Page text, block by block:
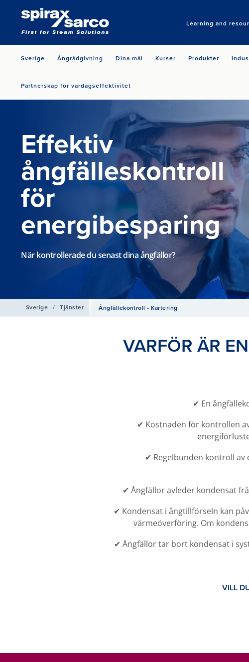
Learning and
Sverige Ångrådgivning Dina mål Kurser Produkter
Partnerskap för vardagseffektivitet
Effektiv
ångfälleskontroll
för
energibesparing
När kontrollerade du senast dina ångfällor?
Sverige / Tjänster Ångfällekontroll - Kartering
VARFÖR ÄR
✔ En
✔ Kostnaden för kontrollen
✔ Regelbunden kontroll
✔ Ångfällor avleder kondensat
✔ Kondensat i ångtillförseln kan
värmeöverföring. Om
✔ Ångfällor tar bort kondensat i
VILL